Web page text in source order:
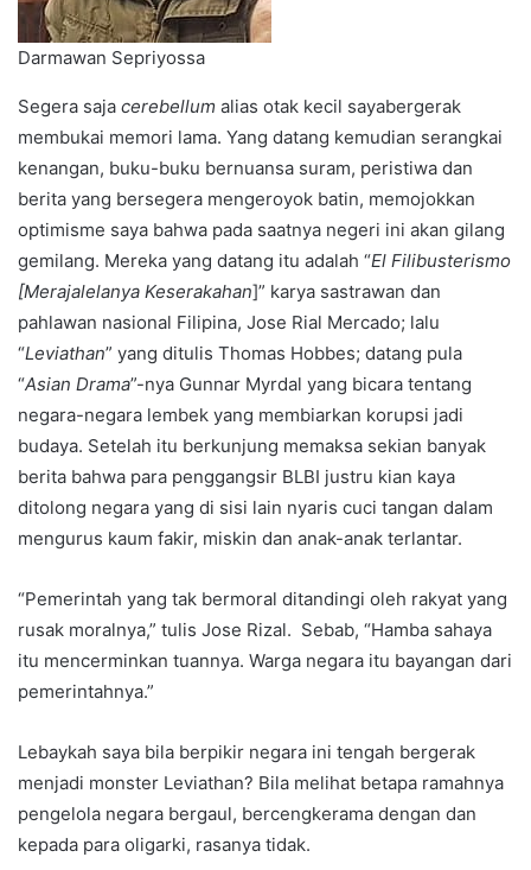
Darmawan Sepriyossa
Segera saja cerebellum alias otak kecil sayabergerak
membukai memori lama. Yang datang kemudian serangkai
kenangan, buku-buku bernuansa suram, peristiwa dan
berita yang bersegera mengeroyok batin, memojokkan
optimisme saya bahwa pada saatnya negeri ini akan gilang
gemilang. Mereka yang datang itu adalah “El Filibusterismo
[Merajalelanya Keserakahan]” karya sastrawan dan
pahlawan nasional Filipina, Jose Rial Mercado; lalu
“Leviathan” yang ditulis Thomas Hobbes; datang pula
“Asian Drama”-nya Gunnar Myrdal yang bicara tentang
negara-negara lembek yang membiarkan korupsi jadi
budaya. Setelah itu berkunjung memaksa sekian banyak
berita bahwa para penggangsir BLBI justru kian kaya
ditolong negara yang di sisi lain nyaris cuci tangan dalam
mengurus kaum fakir, miskin dan anak-anak terlantar.
“Pemerintah yang tak bermoral ditandingi oleh rakyat yang
rusak moralnya,” tulis Jose Rizal. Sebab, “Hamba sahaya
itu mencerminkan tuannya. Warga negara itu bayangan dari
pemerintahnya.”
Lebaykah saya bila berpikir negara ini tengah bergerak
menjadi monster Leviathan? Bila melihat betapa ramahnya
pengelola negara bergaul, bercengkerama dengan dan
kepada para oligarki, rasanya tidak.